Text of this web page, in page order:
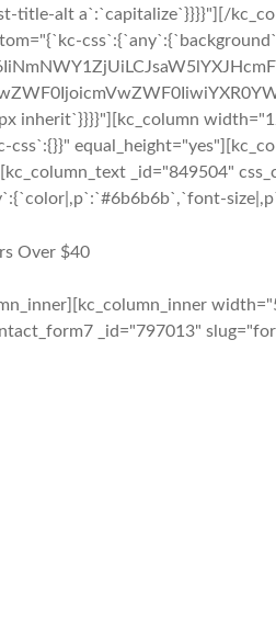
title-alt a`:`capitalize`}}}}"][/
inherit`}}}}"][kc_column
css`:{}}"
_id="849504"
Over $40
_id="797013"